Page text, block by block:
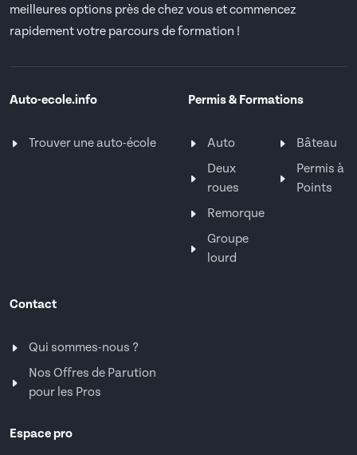
meilleures options près de chez vous et commencez
rapidement votre parcours de formation !
Auto-ecole.info
Trouver une auto-école
Permis & Formations
Auto
Deux
roues
Remorque
Groupe
lourd
Bâteau
Permis à
Points
Contact
Qui sommes-nous ?
Nos Offres de Parution
pour les Pros
Espace pro